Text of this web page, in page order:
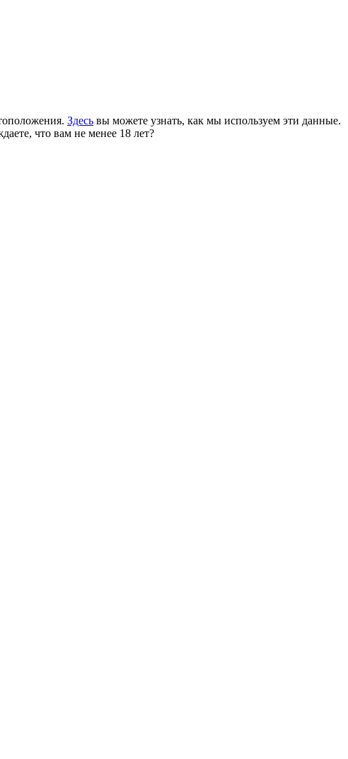
Здесь вы можете узнать, как мы используем эти данные.
что вам не менее 18 лет?